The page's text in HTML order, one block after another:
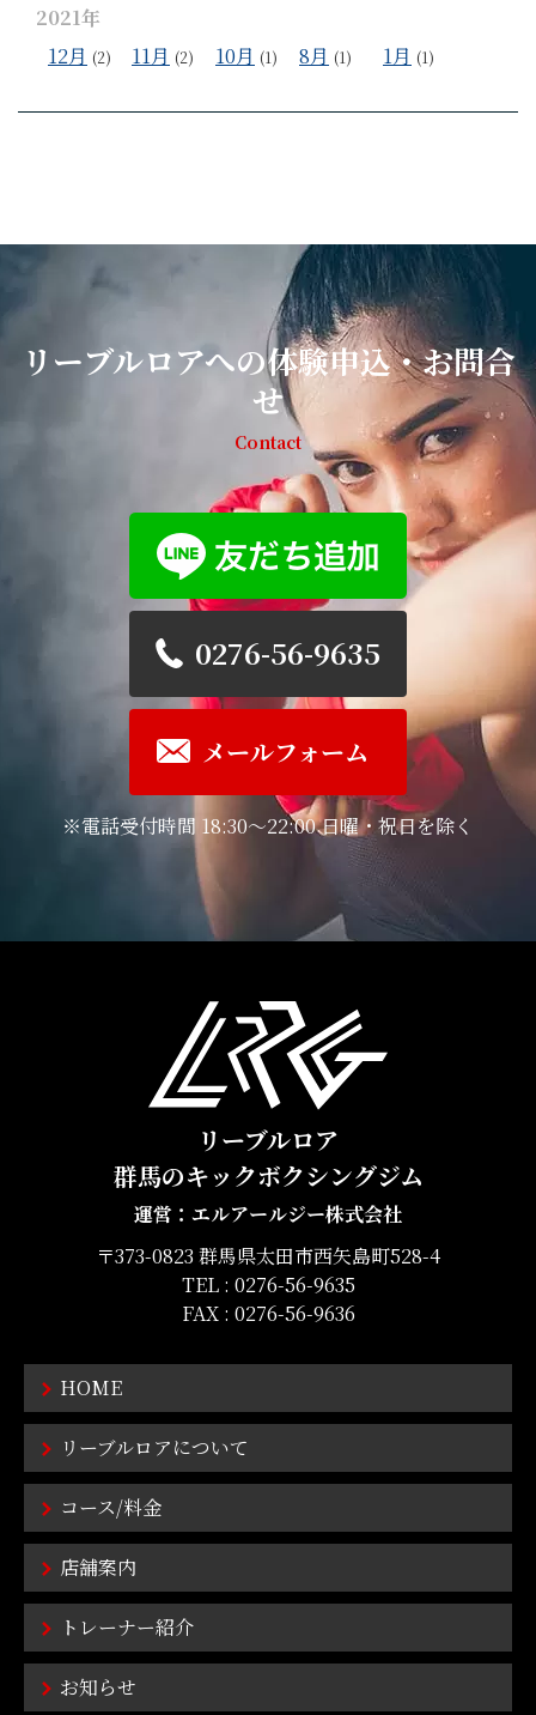
2021年
12月 (2) 11月 (2) 10月 (1) 8月 (1) 1月 (1)
リーブルロアへの体験申込・お問合
せ
Contact
0276-56-9635
メールフォーム
※電話受付時間 18:30～22:00 日曜・祝日を除く
リーブルロア
群馬のキックボクシングジム
運営：エルアールジー株式会社
〒373-0823 群馬県太田市西矢島町528-4
TEL : 0276-56-9635
FAX : 0276-56-9636
HOME
リーブルロアについて
コース/料金
店舗案内
トレーナー紹介
お知らせ